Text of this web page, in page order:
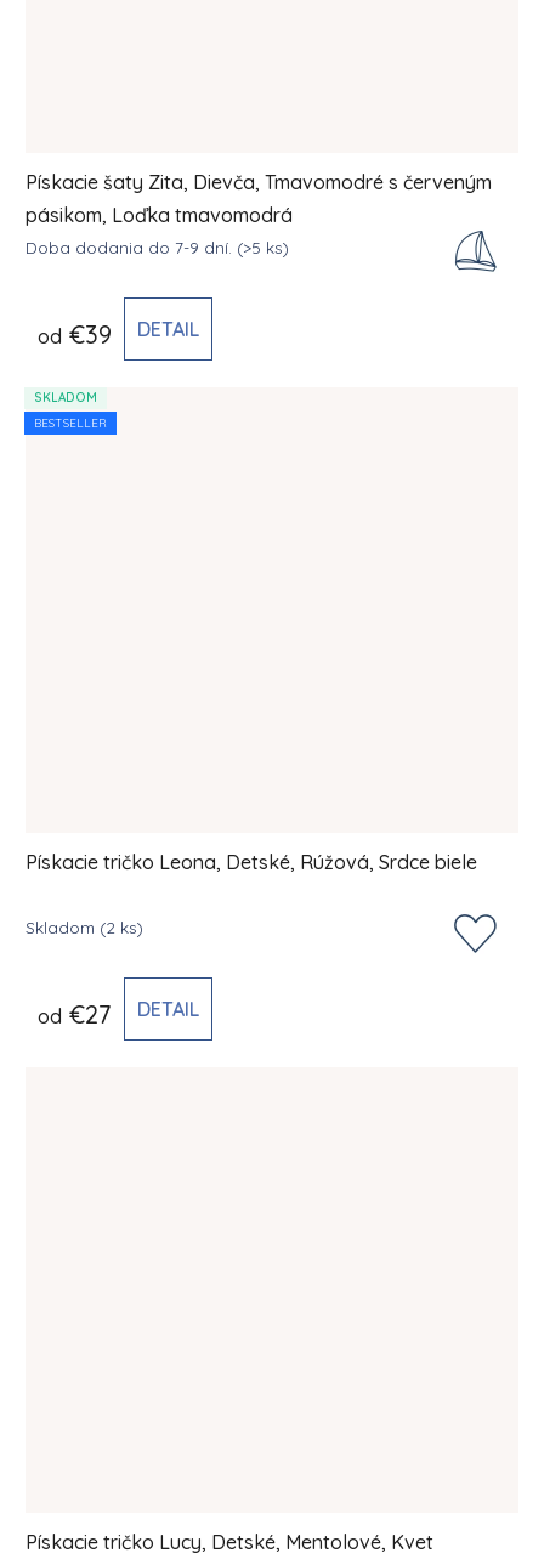
Pískacie šaty Zita, Dievča, Tmavomodré s červeným
pásikom, Loďka tmavomodrá
Doba dodania do 7-9 dní. (>5 ks)
od €39 DETAIL
SKLADOM
BESTSELLER
Pískacie tričko Leona, Detské, Rúžová, Srdce biele
Skladom (2 ks)
od €27 DETAIL
Pískacie tričko Lucy, Detské, Mentolové, Kvet